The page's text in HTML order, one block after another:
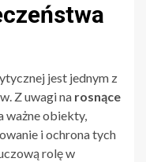
jest jednym z
Z uwagi na rosnące
ważne obiekty,
i ochrona tych
rolę w